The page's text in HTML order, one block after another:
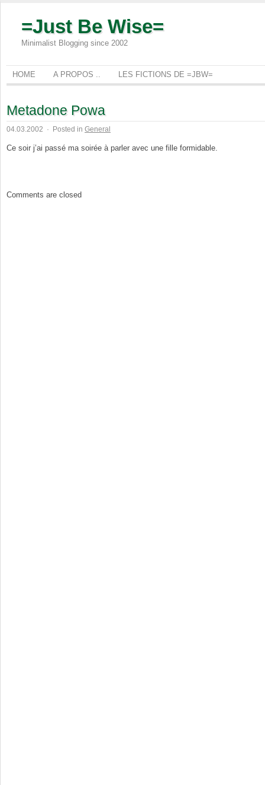
=Just Be Wise=
Minimalist Blogging since 2002
HOME A PROPOS .. LES FICTIONS DE =JBW=
Metadone Powa
04.03.2002 · Posted in General
Ce soir j’ai passé ma soirée à parler avec une fille formidable.
Comments are closed